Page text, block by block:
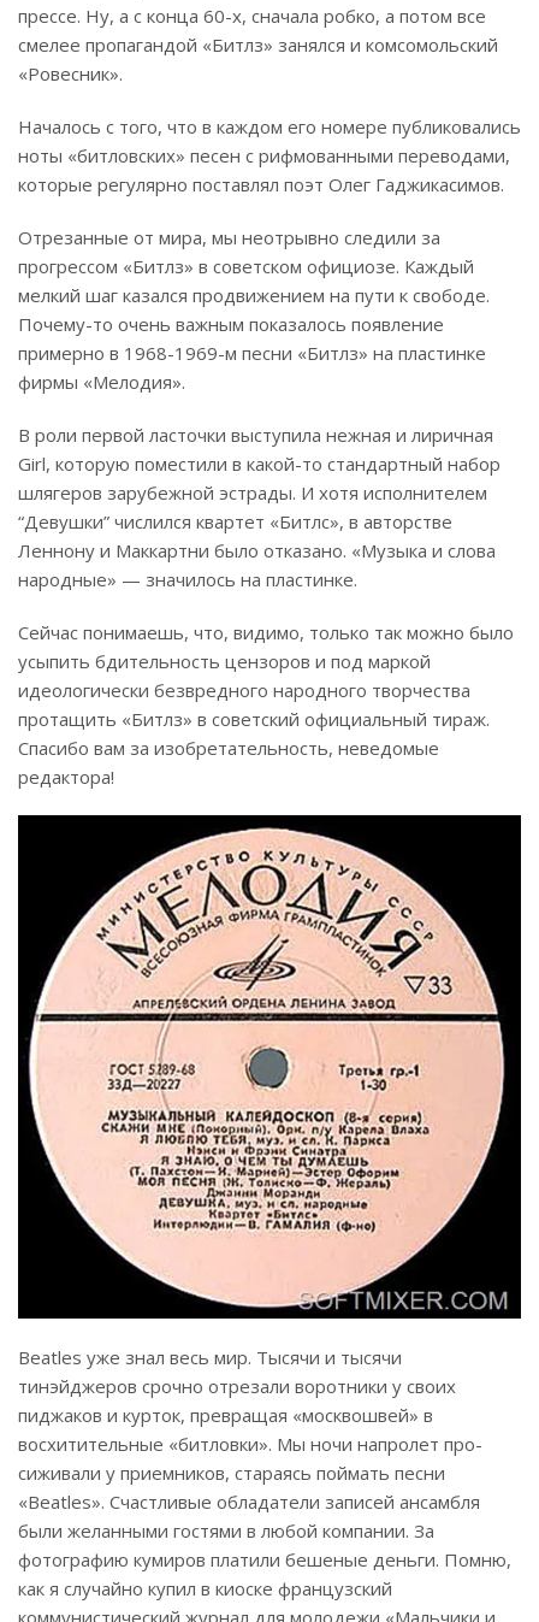
прессе. Ну, а с конца 60-х, сначала робко, а потом все
смелее пропагандой «Битлз» занялся и комсомольский
«Ровесник».
Началось с того, что в каждом его номере публиковались
ноты «битловских» песен с рифмованными переводами,
которые регулярно поставлял поэт Олег Гаджикасимов.
Отрезанные от мира, мы неотрывно следили за
прогрессом «Битлз» в советском официозе. Каждый
мелкий шаг казался продвижением на пути к свободе.
Почему-то очень важным показалось появление
примерно в 1968-1969-м песни «Битлз» на пластинке
фирмы «Мелодия».
В роли первой ласточки выступила нежная и лиричная
Girl, которую поместили в какой-то стандартный набор
шлягеров зарубежной эстрады. И хотя исполнителем
“Девушки” числился квартет «Битлс», в авторстве
Леннону и Маккартни было отказано. «Музыка и слова
народные» — значилось на пластинке.
Сейчас понимаешь, что, видимо, только так можно было
усыпить бдительность цензоров и под маркой
идеологически безвредного народного творчества
протащить «Битлз» в советский официальный тираж.
Спасибо вам за изобретательность, неведомые
редактора!
Beatles уже знал весь мир. Тысячи и тысячи
тинэйджеров срочно отрезали воротники у своих
пиджаков и курток, превращая «москвошвей» в
восхитительные «битловки». Мы ночи напролет про­
сиживали у приемников, стараясь поймать песни
«Beatles». Счастли­вые обладатели записей ансамбля
были желанными гостями в любой компании. За
фотографию кумиров платили бешеные деньги. Помню,
как я случайно купил в киоске фран­цузский
коммунистический журнал для молодежи «Мальчики и